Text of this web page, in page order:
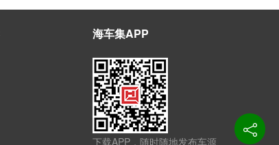
海车集APP
下载APP，随时随地发布车源、